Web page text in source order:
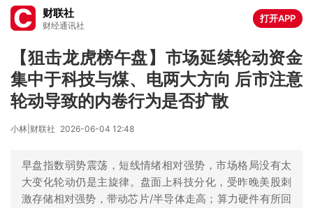
财联社
财经通讯社
打开APP
【狙击龙虎榜午盘】市场延续轮动资金
集中于科技与煤、电两大方向 后市注意
轮动导致的内卷行为是否扩散
小林|财联社 2026-06-04 12:48
早盘指数弱势震荡，短线情绪相对强势，市场格局没有太
大变化轮动仍是主旋律。盘面上科技分化，受昨晚美股刺
激存储相对强势，带动芯片/半导体走高；算力硬件有所回